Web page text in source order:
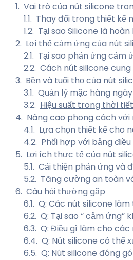
Vai trò của nút silicone
Thay đổi trong thiết kế
Tại sao Silicone là
Lợi thế cảm ứng của nút
Tại sao phản ứng cảm
Cách nút silicone
Bền và tuổi thọ của nút
Quản lý mặc hàng ngày
Hiệu suất trong thời
Nâng cao phong cách với
Lựa chọn thiết kế cho
Phối hợp với bảng
Lợi ích thực tế của nút
Cải thiện phản ứng và
Tăng cường an toàn
Câu hỏi thường gặp
Q: Các nút silicone
Q: Tại sao “ cảm
Q: Điều gì làm cho các
Q: Nút silicone có thể
Q: Nút silicone đóng